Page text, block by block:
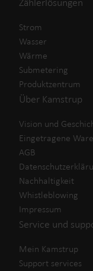
Zählerlösungen
Strom
Wasser
Wärme
Submetering
Produktzentrum
Über Kamstrup
Vision und
Eingetragene
AGB
Nachhaltigkeit
Whistleblowing
Impressum
Service und
Mein Kamstrup
Support services